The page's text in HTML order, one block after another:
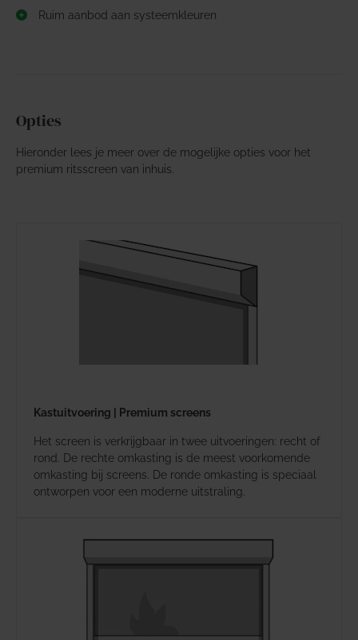
Ruim aanbod aan systeemkleuren
Opties
Hieronder lees je meer over de mogelijke opties voor het
premium ritsscreen van inhuis.
Kastuitvoering | Premium screens
Het screen is verkrijgbaar in twee uitvoeringen: recht of
rond. De rechte omkasting is de meest voorkomende
omkasting bij screens. De ronde omkasting is speciaal
ontworpen voor een moderne uitstraling.